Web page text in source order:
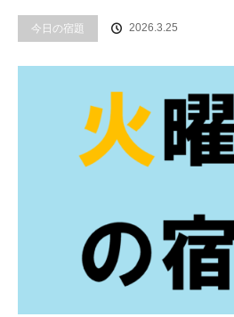
今日の宿題 2026.3.25